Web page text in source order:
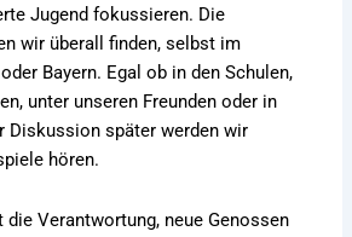
Jugend fokussieren. Die
wir überall finden, selbst im
Bayern. Egal ob in den Schulen,
unter unseren Freunden oder in
Diskussion später werden wir
hören.
die Verantwortung, neue Genossen